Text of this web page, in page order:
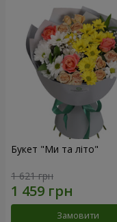
Букет "Ми та літо"
1 621 грн
Замовити